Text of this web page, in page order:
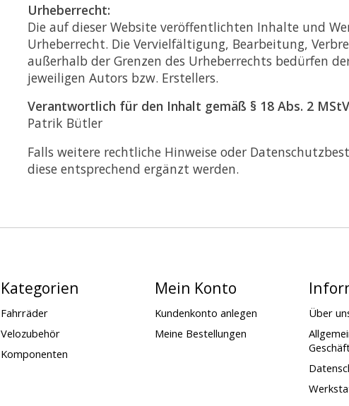
Urheberrecht:
Die auf dieser Website veröffentlichten Inhalte und
Urheberrecht. Die Vervielfältigung, Bearbeitung,
außerhalb der Grenzen des Urheberrechts bedürfen
jeweiligen Autors bzw. Erstellers.
Verantwortlich für den Inhalt gemäß § 18 Abs. 2
Patrik Bütler
Falls weitere rechtliche Hinweise oder
diese entsprechend ergänzt werden.
Kategorien
Fahrräder
Velozubehör
Komponenten
Mein Konto
Kundenkonto anlegen
Meine Bestellungen
Über